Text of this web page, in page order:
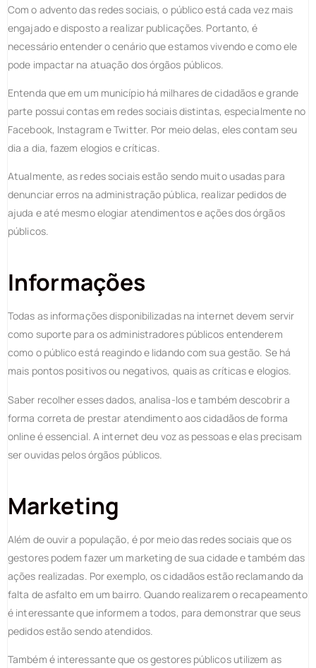
Com o advento das redes sociais, o público está cada vez mais
engajado e disposto a realizar publicações. Portanto, é
necessário entender o cenário que estamos vivendo e como ele
pode impactar na atuação dos órgãos públicos.
Entenda que em um município há milhares de cidadãos e grande
parte possui contas em redes sociais distintas, especialmente no
Facebook, Instagram e Twitter. Por meio delas, eles contam seu
dia a dia, fazem elogios e críticas.
Atualmente, as redes sociais estão sendo muito usadas para
denunciar erros na administração pública, realizar pedidos de
ajuda e até mesmo elogiar atendimentos e ações dos órgãos
públicos.
Informações
Todas as informações disponibilizadas na internet devem servir
como suporte para os administradores públicos entenderem
como o público está reagindo e lidando com sua gestão. Se há
mais pontos positivos ou negativos, quais as críticas e elogios.
Saber recolher esses dados, analisa-los e também descobrir a
forma correta de prestar atendimento aos cidadãos de forma
online é essencial. A internet deu voz as pessoas e elas precisam
ser ouvidas pelos órgãos públicos.
Marketing
Além de ouvir a população, é por meio das redes sociais que os
gestores podem fazer um marketing de sua cidade e também das
ações realizadas. Por exemplo, os cidadãos estão reclamando da
falta de asfalto em um bairro. Quando realizarem o recapeamento
é interessante que informem a todos, para demonstrar que seus
pedidos estão sendo atendidos.
Também é interessante que os gestores públicos utilizem as